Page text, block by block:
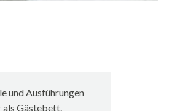
und Ausführungen
als Gästebett.